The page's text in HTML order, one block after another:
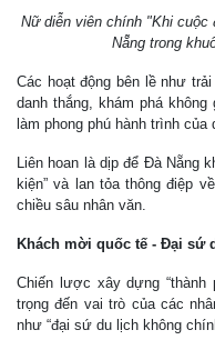
Nữ diễn viên chính "Khi
Nẵng trong
Các hoạt động bên lề như
danh thắng, khám phá
làm phong phú hành trình của
Liên hoan là dịp để Đà Nẵng
kiện” và lan tỏa thông điệp
chiều sâu nhân văn.
Khách mời quốc tế - Đại sứ
Chiến lược xây dựng
trọng đến vai trò của các
như “đại sứ du lịch không